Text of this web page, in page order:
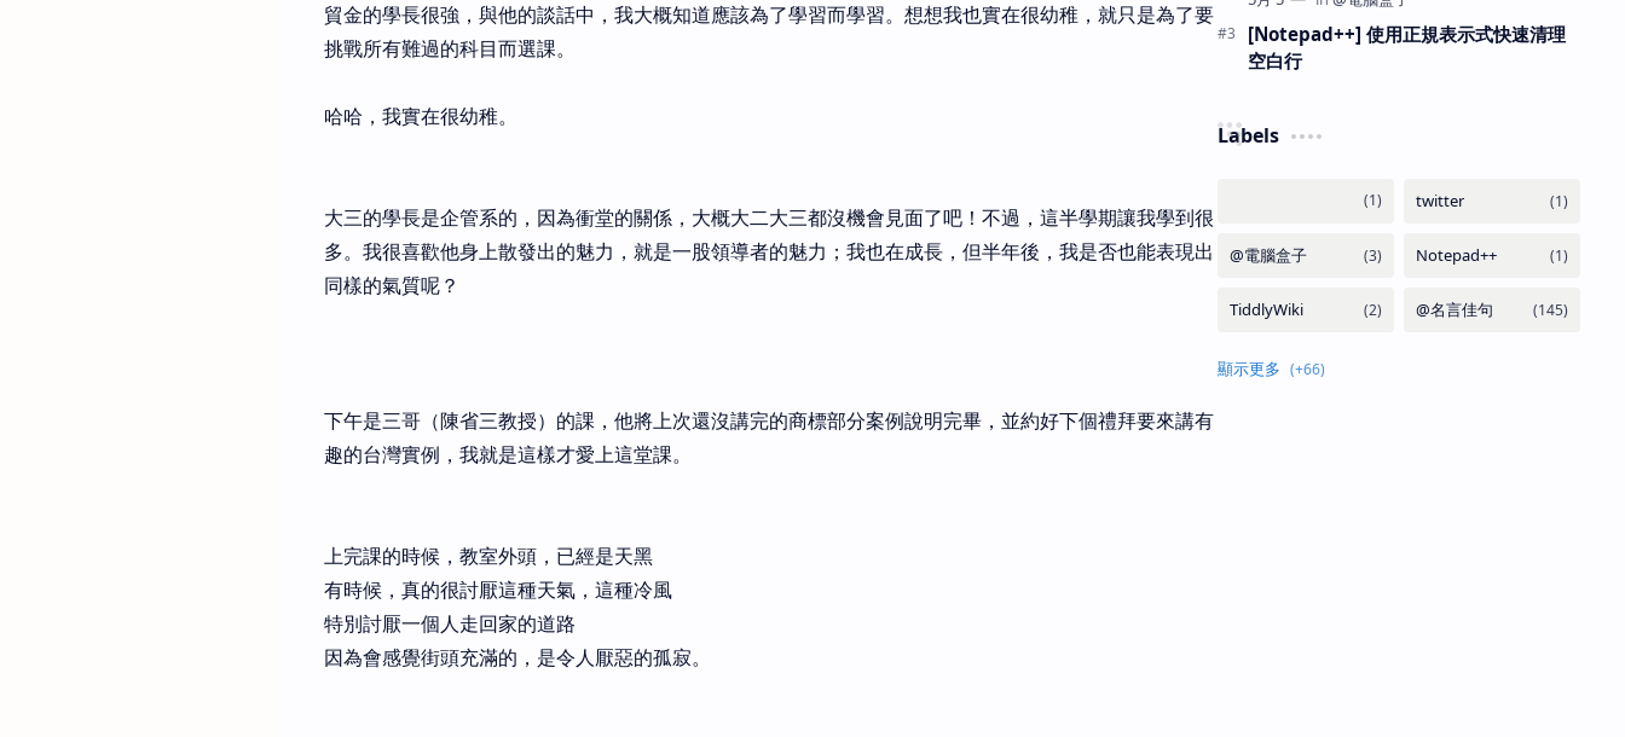
貿金的學長很強，與他的談話中，我大概知道應該為了學習而學習。想想我也實在很幼稚，就只是為了要
挑戰所有難過的科目而選課。
哈哈，我實在很幼稚。
大三的學長是企管系的，因為衝堂的關係，大概大二大三都沒機會見面了吧！不過，這半學期讓我學到很
多。我很喜歡他身上散發出的魅力，就是一股領導者的魅力；我也在成長，但半年後，我是否也能表現出
同樣的氣質呢？
下午是三哥（陳省三教授）的課，他將上次還沒講完的商標部分案例說明完畢，並約好下個禮拜要來講有
趣的台灣實例，我就是這樣才愛上這堂課。
上完課的時候，教室外頭，已經是天黑
有時候，真的很討厭這種天氣，這種冷風
特別討厭一個人走回家的道路
因為會感覺街頭充滿的，是令人厭惡的孤寂。
[Notepad++] 使用正規表示式快速清理
空白行
Labels